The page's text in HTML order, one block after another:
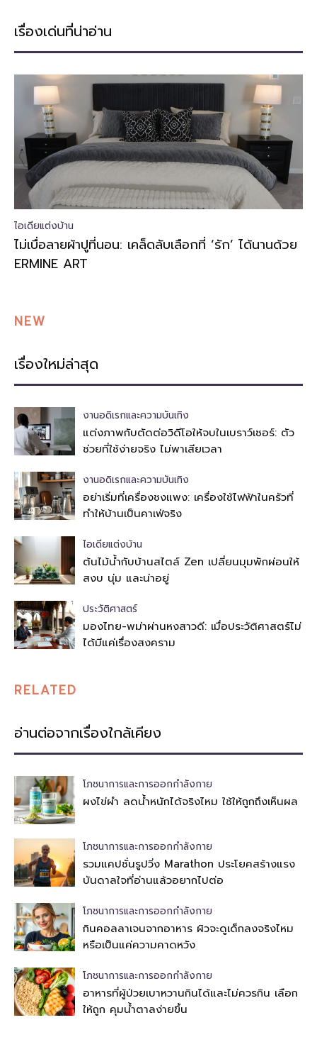
เรื่องเด่นที่น่าอ่าน
ไอเดียแต่งบ้าน
ไม่เบื่อลายผ้าปูที่นอน: เคล็ดลับเลือกที่ ‘รัก’ ได้นานด้วย
ERMINE ART
NEW
เรื่องใหม่ล่าสุด
งานอดิเรกและความบันเทิง
แต่งภาพกับตัดต่อวิดีโอให้จบในเบราว์เซอร์: ตัว
ช่วยที่ใช้ง่ายจริง ไม่พาเสียเวลา
งานอดิเรกและความบันเทิง
อย่าเริ่มที่เครื่องชงแพง: เครื่องใช้ไฟฟ้าในครัวที่
ทำให้บ้านเป็นคาเฟ่จริง
ไอเดียแต่งบ้าน
ต้นไม้น้ำกับบ้านสไตล์ Zen เปลี่ยนมุมพักผ่อนให้
สงบ นุ่ม และน่าอยู่
ประวัติศาสตร์
มองไทย-พม่าผ่านหงสาวดี: เมื่อประวัติศาสตร์ไม่
ได้มีแค่เรื่องสงคราม
RELATED
อ่านต่อจากเรื่องใกล้เคียง
โภชนาการและการออกกำลังกาย
ผงไข่ผำ ลดน้ำหนักได้จริงไหม ใช้ให้ถูกถึงเห็นผล
โภชนาการและการออกกำลังกาย
รวมแคปชั่นรูปวิ่ง Marathon ประโยคสร้างแรง
บันดาลใจที่อ่านแล้วอยากไปต่อ
โภชนาการและการออกกำลังกาย
กินคอลลาเจนจากอาหาร ผิวจะดูเด็กลงจริงไหม
หรือเป็นแค่ความคาดหวัง
โภชนาการและการออกกำลังกาย
อาหารที่ผู้ป่วยเบาหวานกินได้และไม่ควรกิน เลือก
ให้ถูก คุมน้ำตาลง่ายขึ้น